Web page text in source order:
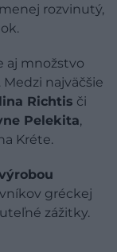
rozvinutý,
aj množstvo
najväčšie
Richtis či
Pelekita,
Kréte.
gréckej
zážitky.